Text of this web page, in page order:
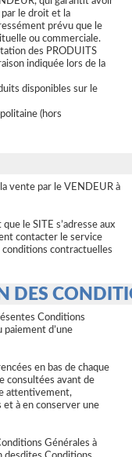
le droit et la
prévu que le
ou commerciale.
des PRODUITS
indiquée lors de la
disponibles sur le
(hors
vente par le VENDEUR à
le SITE s’adresse aux
contacter le service
contractuelles
DES
Conditions
paiement d’une
en bas de chaque
consultées avant de
attentivement,
à en conserver une
Générales à